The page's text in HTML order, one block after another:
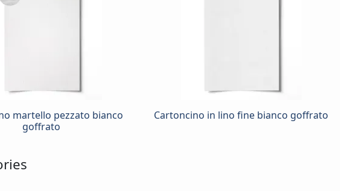
martello pezzato bianco
goffrato
Cartoncino in lino fine bianco goffrato